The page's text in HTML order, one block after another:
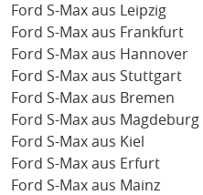
Ford S-Max aus Leipzig
Ford S-Max aus Frankfurt
Ford S-Max aus Hannover
Ford S-Max aus Stuttgart
Ford S-Max aus Bremen
Ford S-Max aus Magdeburg
Ford S-Max aus Kiel
Ford S-Max aus Erfurt
Ford S-Max aus Mainz